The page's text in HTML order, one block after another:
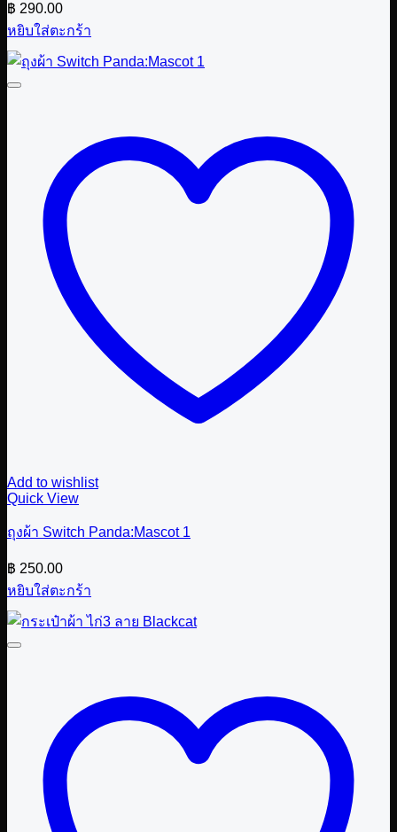
฿ 290.00
หยิบใส่ตะกร้า
Add to wishlist
Quick View
ถุงผ้า Switch Panda:Mascot 1
฿ 250.00
หยิบใส่ตะกร้า